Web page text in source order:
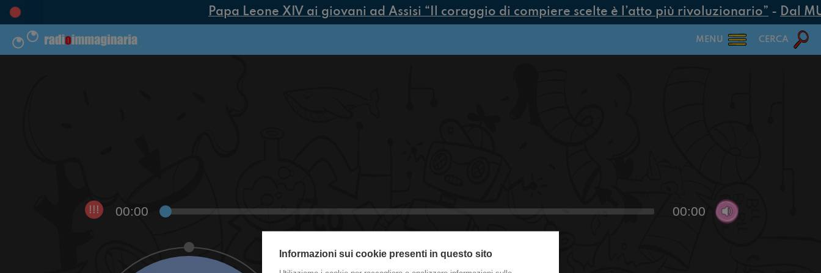
Papa Leone XIV ai giovani ad Assisi “Il coraggio di compiere scelte è l’atto più rivoluzionario”-Dal
MENU CERCA
!!! 00:00 00:00
Informazioni sui cookie presenti in questo sito